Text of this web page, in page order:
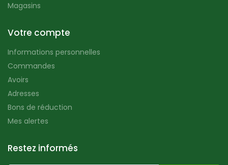
Magasins
Votre compte
Informations personnelles
Commandes
Avoirs
Adresses
Bons de réduction
Mes alertes
Restez informés